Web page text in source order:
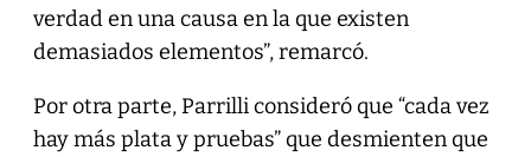
verdad en una causa en la que existen
demasiados elementos”, remarcó.
Por otra parte, Parrilli consideró que “cada vez
hay más plata y pruebas” que desmienten que